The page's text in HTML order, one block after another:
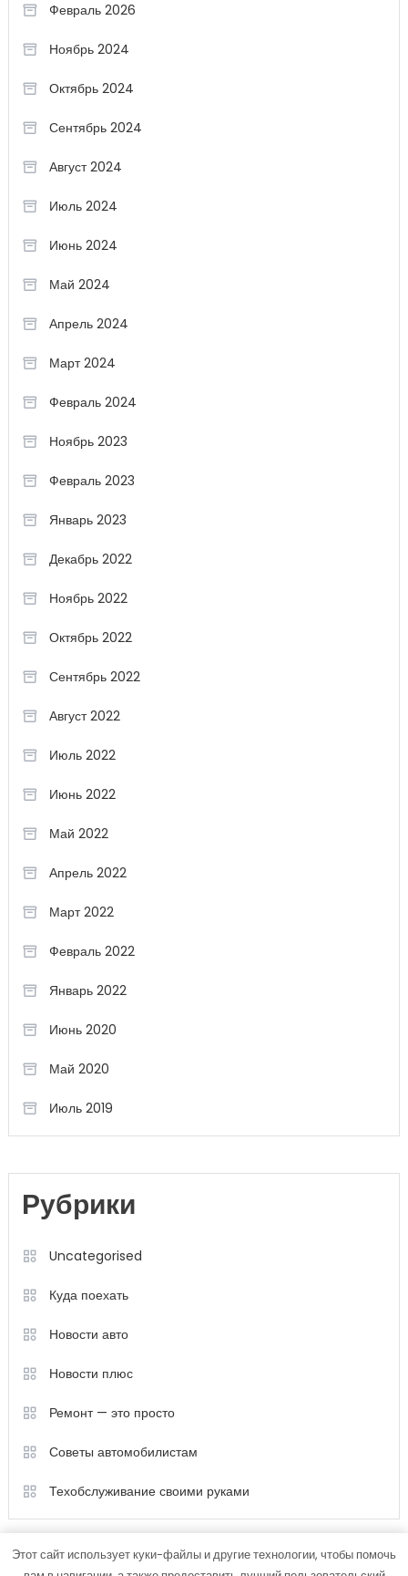
Февраль 2026
Ноябрь 2024
Октябрь 2024
Сентябрь 2024
Август 2024
Июль 2024
Июнь 2024
Май 2024
Апрель 2024
Март 2024
Февраль 2024
Ноябрь 2023
Февраль 2023
Январь 2023
Декабрь 2022
Ноябрь 2022
Октябрь 2022
Сентябрь 2022
Август 2022
Июль 2022
Июнь 2022
Май 2022
Апрель 2022
Март 2022
Февраль 2022
Январь 2022
Июнь 2020
Май 2020
Июль 2019
Рубрики
Uncategorised
Куда поехать
Новости авто
Новости плюс
Ремонт — это просто
Советы автомобилистам
Техобслуживание своими руками
Этот сайт использует куки-файлы и другие технологии, чтобы помочь